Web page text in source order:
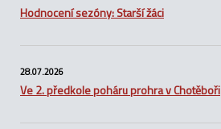
Hodnocení sezóny: Starší žáci
28.07.2026
Ve 2. předkole poháru prohra v Chotěboři